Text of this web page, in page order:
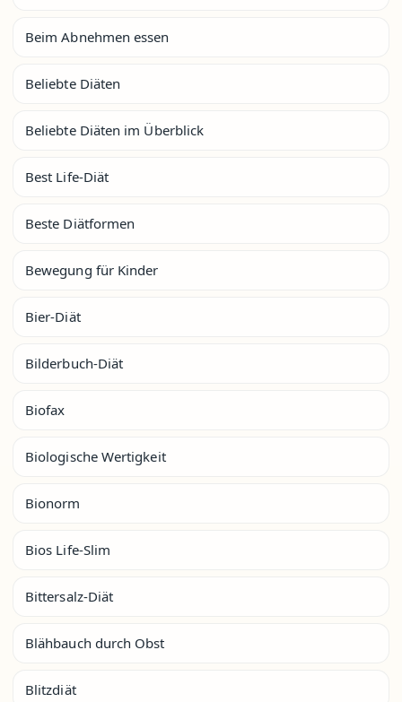
Beim Abnehmen essen
Beliebte Diäten
Beliebte Diäten im Überblick
Best Life-Diät
Beste Diätformen
Bewegung für Kinder
Bier-Diät
Bilderbuch-Diät
Biofax
Biologische Wertigkeit
Bionorm
Bios Life-Slim
Bittersalz-Diät
Blähbauch durch Obst
Blitzdiät